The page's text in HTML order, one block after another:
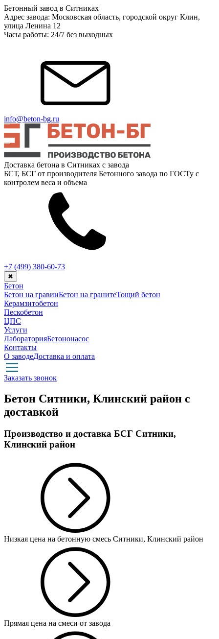
Бетонный завод в Ситниках
Адрес завода: Московская область, городской округ Клин,
улица Ленина 12
Часы работы: 24/7 без выходных
info@beton-bg.ru
Доставка бетона в Ситниках с завода
БСТ, БСГ от производителя Бетонного завода по ГОСТу с
контролем веса и объема
+7 (499) 380-60-73
✖
Бетон
Бетон на гравииБетон на гранитеТощий бетон
Керамзитобетон
Пескобетон
ЦПС
Услуги
ЛабораторияБетононасос
Контакты
О заводеДоставка и оплата
Заказать звонок
Бетон Ситники, Клинский район с
доставкой
Производство и доставка БСГ Ситники,
Клинский район
Низкая цена на бетонную смесь Ситники, Клинский район
Прямая цена на смеси от завода